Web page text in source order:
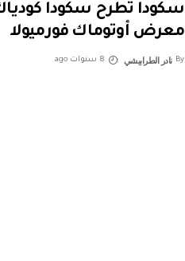
سكودا تطرح سكودا
معرض أوتوماك فورميولا
By نادر الطرابيشي 8 سنوات ago